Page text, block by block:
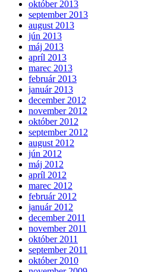
október 2013
september 2013
august 2013
jún 2013
máj 2013
apríl 2013
marec 2013
február 2013
január 2013
december 2012
november 2012
október 2012
september 2012
august 2012
jún 2012
máj 2012
apríl 2012
marec 2012
február 2012
január 2012
december 2011
november 2011
október 2011
september 2011
október 2010